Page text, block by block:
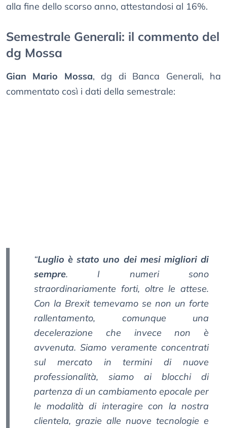
alla fine dello scorso anno, attestandosi al 16%.
Semestrale Generali: il commento del
dg Mossa
Gian Mario Mossa, dg di Banca Generali, ha
commentato così i dati della semestrale:
“Luglio è stato uno dei mesi migliori di
sempre. I numeri sono
straordinariamente forti, oltre le attese.
Con la Brexit temevamo se non un forte
rallentamento, comunque una
decelerazione che invece non è
avvenuta. Siamo veramente concentrati
sul mercato in termini di nuove
professionalità, siamo ai blocchi di
partenza di un cambiamento epocale per
le modalità di interagire con la nostra
clientela, grazie alle nuove tecnologie e